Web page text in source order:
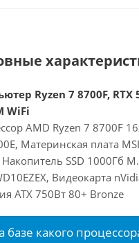
Ryzen 7 8700F, RTX
WiFi
AMD Ryzen 7 8700F
Материнская плата
Накопитель SSD 1000Гб
Видеокарта
ATX 750Вт 80+ Bronze
базе какого